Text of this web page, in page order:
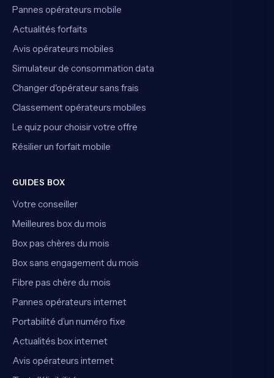
Pannes opérateurs mobile
Actualités forfaits
Avis opérateurs mobiles
Simulateur de consommation data
Changer d'opérateur sans frais
Classement opérateurs mobiles
Le quiz pour choisir votre offre
Résilier un forfait mobile
GUIDES BOX
Votre conseiller
Meilleures box du mois
Box pas chères du mois
Box sans engagement du mois
Fibre pas chère du mois
Pannes opérateurs internet
Portabilité d’un numéro fixe
Actualités box internet
Avis opérateurs internet